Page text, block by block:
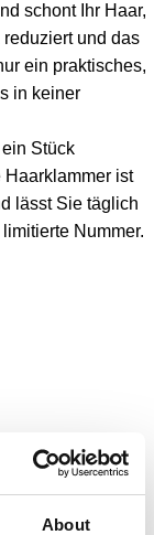
About
schont Ihr Haar,
und das
ein praktisches,
in keiner
Stück
ist
lässt Sie täglich
Nummer.
Limitierung